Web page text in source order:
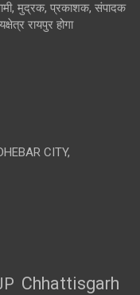
मुद्रक, प्रकाशक, संपादक
रायपुर होगा
CITY,
Chhattisgarh